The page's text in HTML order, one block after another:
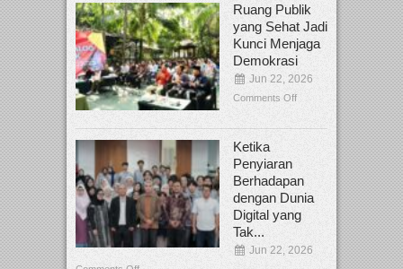
Ruang Publik
yang Sehat Jadi
Kunci Menjaga
Demokrasi
Jun 22, 2026
Comments Off
Ketika
Penyiaran
Berhadapan
dengan Dunia
Digital yang
Tak...
Jun 22, 2026